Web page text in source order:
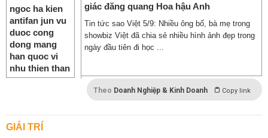
giác đăng quang Hoa hậu Anh
Tin tức sao Việt 5/9: Nhiều ông bố, bà mẹ trong
showbiz Việt đã chia sẻ nhiều hình ảnh đẹp trong
ngày đầu tiên đi học ...
Theo Doanh Nghiệp & Kinh Doanh Copy link
GIẢI TRÍ